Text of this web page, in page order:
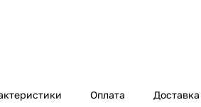
Оплата Доставка